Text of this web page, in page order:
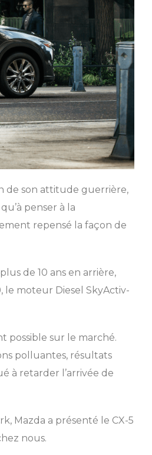
de son attitude guerrière,
penser à la
repensé la façon de
de 10 ans en arrière,
le moteur Diesel SkyActiv-
possible sur le marché.
polluantes, résultats
à retarder l’arrivée de
Mazda a présenté le CX-5
nous.